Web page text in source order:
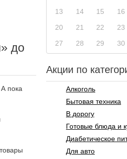
до
пока
13
14 15 16
20
21 22 23
27
28 29 30
Акции по
Алкоголь
Бытовая техника
В дорогу
Готовые блюда и
Диабетическое
Для авто